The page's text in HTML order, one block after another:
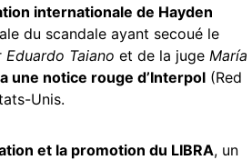
internationale de Hayden
du scandale ayant secoué le
Eduardo Taiano et de la juge María
une notice rouge d’Interpol (Red
Unis.
et la promotion du LIBRA, un